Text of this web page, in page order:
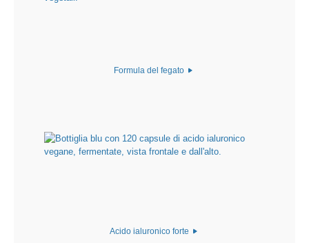
Formula del fegato
Acido ialuronico forte